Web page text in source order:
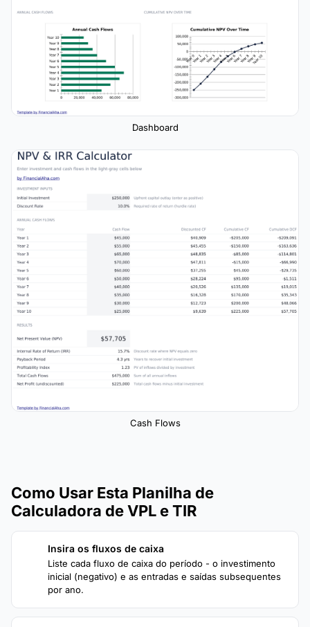
Dashboard
Cash Flows
Como Usar Esta Planilha de
Calculadora de VPL e TIR
Insira os fluxos de caixa
Liste cada fluxo de caixa do período - o investimento
inicial (negativo) e as entradas e saídas subsequentes
por ano.